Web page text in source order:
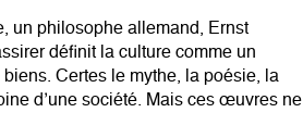
un philosophe allemand, Ernst
définit la culture comme un
Certes le mythe, la poésie, la
d’une société. Mais ces œuvres ne